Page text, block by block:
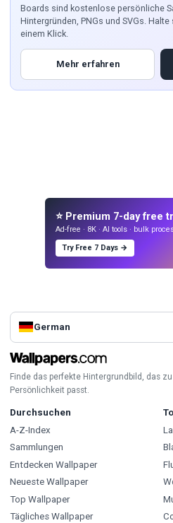
Boards sind kostenlose persönliche
Hintergründen, PNGs und SVGs.
einem Klick.
Mehr erfahren
⭐ Premium 7-day free
Ad-free · 8K · AI tools · bulk
Try Free 7 Days →
German
Finde das perfekte Hintergrundbild, das
Persönlichkeit passt.
Durchsuchen
A-Z-Index
Sammlungen
Entdecken Wallpaper
Neueste Wallpaper
Top Wallpaper
Tägliches Wallpaper